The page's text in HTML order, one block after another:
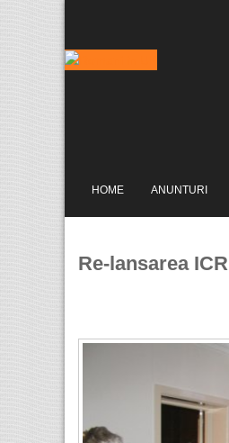
HOME ANUNTURI
Re-lansarea ICR